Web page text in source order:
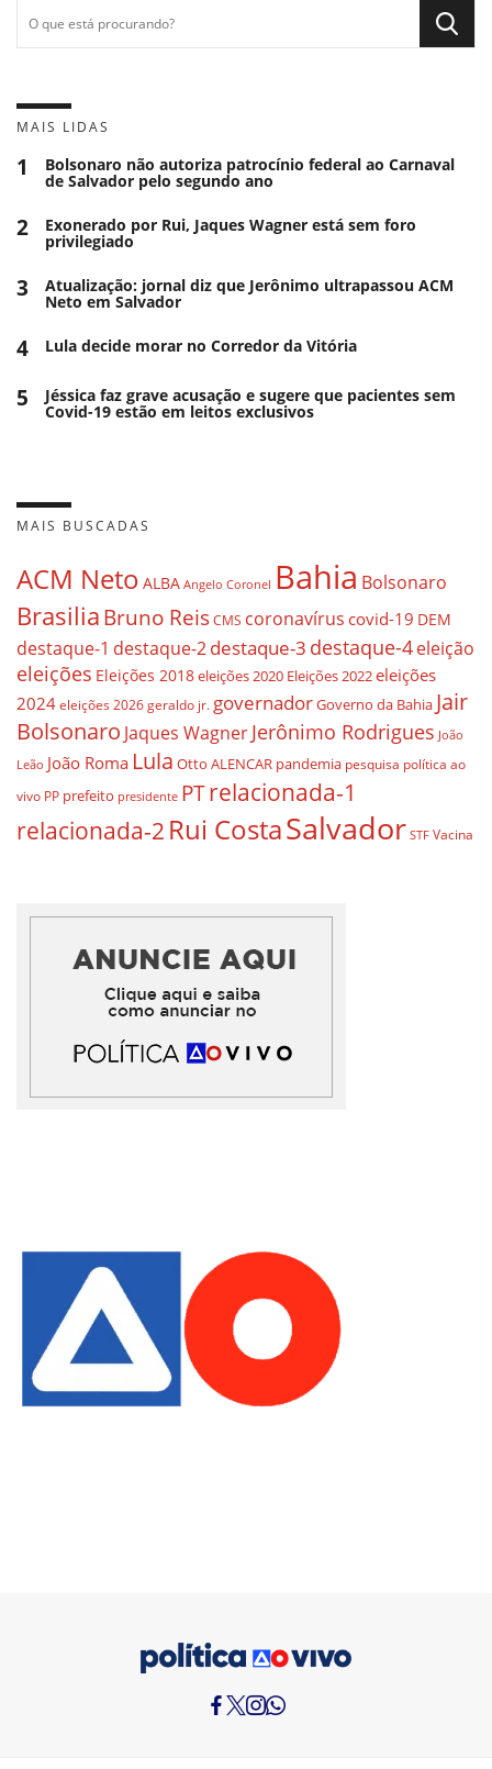
MAIS LIDAS
1 Bolsonaro não autoriza patrocínio federal ao Carnaval
de Salvador pelo segundo ano
2 Exonerado por Rui, Jaques Wagner está sem foro
privilegiado
3 Atualização: jornal diz que Jerônimo ultrapassou ACM
Neto em Salvador
4 Lula decide morar no Corredor da Vitória
5 Jéssica faz grave acusação e sugere que pacientes sem
Covid-19 estão em leitos exclusivos
MAIS BUSCADAS
ACM Neto ALBA Angelo Coronel Bahia Bolsonaro
BrasiliaBruno ReisCMS coronavírus covid-19 DEM
destaque-1 destaque-2destaque-3 destaque-4eleição
eleições Eleições 2018eleições 2020 Eleições 2022eleições
2024 eleições 2026 geraldo jr. governadorGoverno da Bahia Jair
Bolsonaro Jaques WagnerJerônimo Rodrigues João
Leão João Roma Lula Otto ALENCAR pandemia pesquisa política ao
vivo PP prefeito presidente PTrelacionada-1
relacionada-2 Rui CostaSalvador STF Vacina